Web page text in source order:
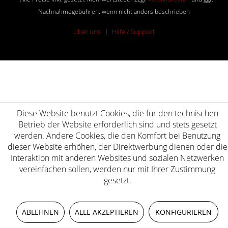
Nachnahmegebühren, wenn nicht anders beschrieben
Über uns Hilfe / Support
Diese Website benutzt Cookies, die für den technischen
Betrieb der Website erforderlich sind und stets gesetzt
werden. Andere Cookies, die den Komfort bei Benutzung
dieser Website erhöhen, der Direktwerbung dienen oder die
Interaktion mit anderen Websites und sozialen Netzwerken
vereinfachen sollen, werden nur mit Ihrer Zustimmung
gesetzt.
ABLEHNEN ALLE AKZEPTIEREN KONFIGURIEREN